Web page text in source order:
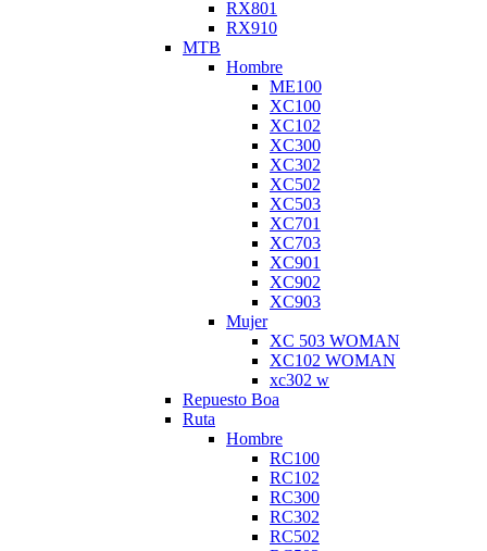
RX801
RX910
MTB
Hombre
ME100
XC100
XC102
XC300
XC302
XC502
XC503
XC701
XC703
XC901
XC902
XC903
Mujer
XC 503 WOMAN
XC102 WOMAN
xc302 w
Repuesto Boa
Ruta
Hombre
RC100
RC102
RC300
RC302
RC502